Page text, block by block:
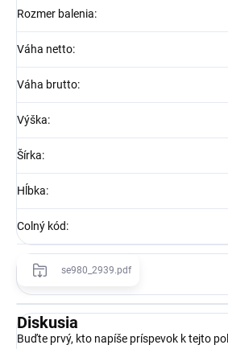
Rozmer balenia:
Váha netto:
Váha brutto:
Výška:
Šírka:
Hĺbka:
Colný kód:
se980_2939.pdf
Diskusia
Buďte prvý, kto napíše príspevok k tejto